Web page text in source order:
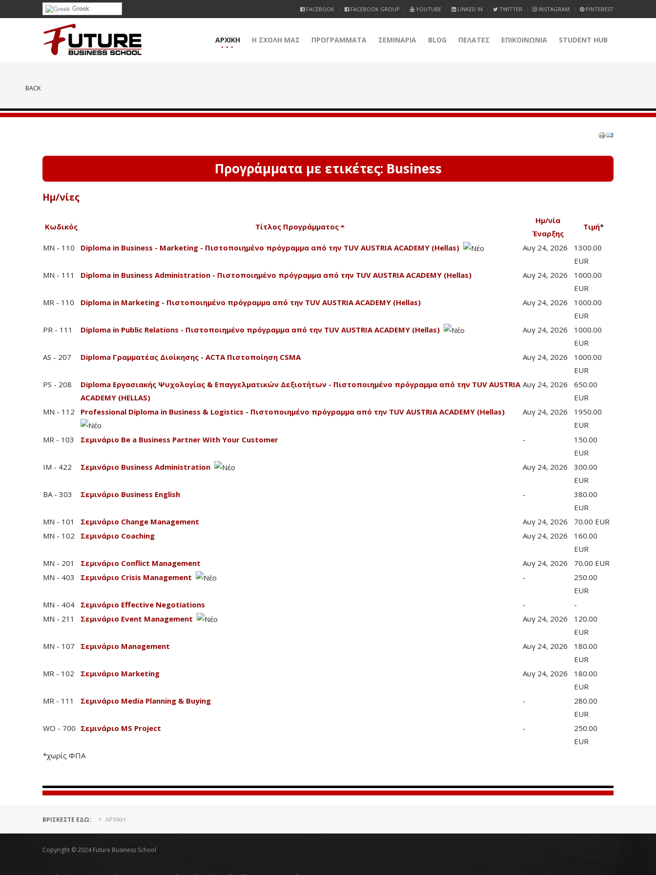
Greek FACEBOOK FACEBOOK GROUP YOUTUBE LINKED IN TWITTER INSTAGRAM PINTEREST
ΑΡΧΙΚΗ Η ΣΧΟΛΗ ΜΑΣ ΠΡΟΓΡΑΜΜΑΤΑ ΣΕΜΙΝΑΡΙΑ BLOG ΠΕΛΑΤΕΣ ΕΠΙΚΟΙΝΩΝΙΑ STUDENT HUB
BACK
Προγράμματα με ετικέτες: Business
Ημ/νίες
Κωδικός Τίτλος Προγράμματος
Ημ/νία
Έναρξης
Τιμή*
MN - 110 Diploma in Business - Marketing - Πιστοποιημένο πρόγραμμα από την TUV AUSTRIA ACADEMY (Hellas) Αυγ 24, 2026
1300.00
EUR
MN - 111
Diploma in Business Administration - Πιστοποιημένο πρόγραμμα από την TUV AUSTRIA ACADEMY (Hellas) Αυγ 24, 2026
1000.00
EUR
MR - 110
Diploma in Marketing - Πιστοποιημένο πρόγραμμα από την TUV AUSTRIA ACADEMY (Hellas) Αυγ 24, 2026
1000.00
EUR
PR - 111
Diploma in Public Relations - Πιστοποιημένο πρόγραμμα από την TUV AUSTRIA ACADEMY (Hellas) Αυγ 24, 2026
1000.00
EUR
AS - 207
Diploma Γραμματέας Διοίκησης - ACTA Πιστοποίηση CSMA Αυγ 24, 2026
1000.00
EUR
PS - 208
Diploma Εργασιακής Ψυχολογίας & Επαγγελματικών Δεξιοτήτων - Πιστοποιημένο πρόγραμμα από την TUV AUSTRIA
ACADEMY (HELLAS)
Αυγ 24, 2026
650.00
EUR
MN - 112
Professional Diploma in Business & Logistics - Πιστοποιημένο πρόγραμμα από την TUV AUSTRIA ACADEMY (Hellas) Αυγ 24, 2026
1950.00
EUR
MR - 103
Σεμινάριο Be a Business Partner With Your Customer -
150.00
EUR
IM - 422
Σεμινάριο Business Administration Αυγ 24, 2026
300.00
EUR
BA - 303
Σεμινάριο Business English -
380.00
EUR
MN - 101
Σεμινάριο Change Management Αυγ 24, 2026
70.00 EUR
MN - 102
Σεμινάριο Coaching Αυγ 24, 2026
160.00
EUR
MN - 201
Σεμινάριο Conflict Management Αυγ 24, 2026
70.00 EUR
MN - 403
Σεμινάριο Crisis Management -
250.00
EUR
MN - 404
Σεμινάριο Effective Negotiations -
-
MN - 211
Σεμινάριο Event Management Αυγ 24, 2026
120.00
EUR
MN - 107
Σεμινάριο Management Αυγ 24, 2026
180.00
EUR
MR - 102
Σεμινάριο Marketing Αυγ 24, 2026
180.00
EUR
MR - 111
Σεμινάριο Media Planning & Buying -
280.00
EUR
WO - 700 Σεμινάριο MS Project -
250.00
EUR
*χωρίς ΦΠΑ
ΒΡΊΣΚΕΣΤΕ ΕΔΏ: ΑΡΧΙΚΗ
Copyright © 2024 Future Business School